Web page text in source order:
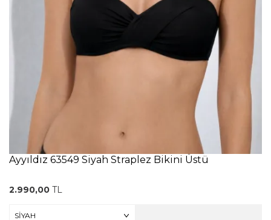
Ayyıldız 63549 Siyah Straplez Bikini Üstü
2.990,00 TL